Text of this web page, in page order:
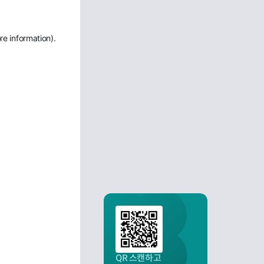
information).
QR 스캔하고